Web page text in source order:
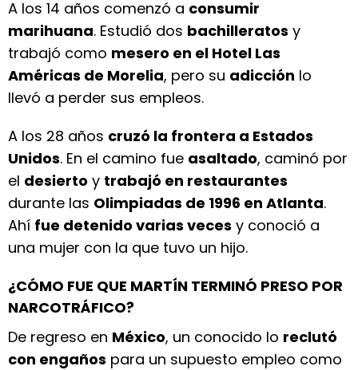
A los 14 años comenzó a consumir
marihuana. Estudió dos bachilleratos y
trabajó como mesero en el Hotel Las
Américas de Morelia, pero su adicción lo
llevó a perder sus empleos.
A los 28 años cruzó la frontera a Estados
Unidos. En el camino fue asaltado, caminó por
el desierto y trabajó en restaurantes
durante las Olimpiadas de 1996 en Atlanta.
Ahí fue detenido varias veces y conoció a
una mujer con la que tuvo un hijo.
¿CÓMO FUE QUE MARTÍN TERMINÓ PRESO POR
NARCOTRÁFICO?
De regreso en México, un conocido lo reclutó
con engaños para un supuesto empleo como